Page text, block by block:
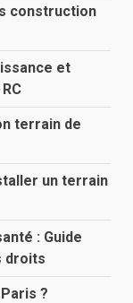
construction
et
terrain de
un terrain
: Guide
droits
?